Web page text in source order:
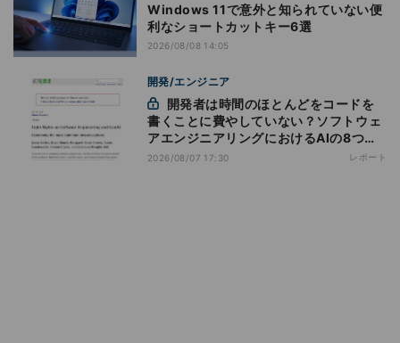
Windows 11で意外と知られていない便
利なショートカットキー6選
2026/08/08 14:05
開発/エンジニア
書くことに費やしていない？ソフトウェ
アエンジニアリングにおけるAIの8つの
神話への賛否
2026/08/07 17:30 レポート